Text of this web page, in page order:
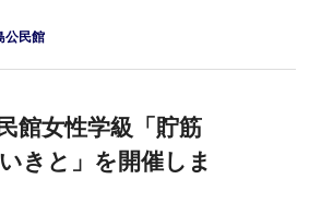
公民館
館女性学級「貯筋
きと」を開催しま